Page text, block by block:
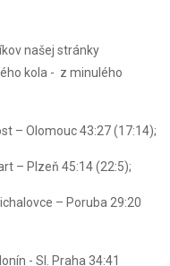
našej stránky
kola - z minulého
– Olomouc 43:27 (17:14);
– Plzeň 45:14 (22:5);
– Poruba 29:20
- Sl. Praha 34:41